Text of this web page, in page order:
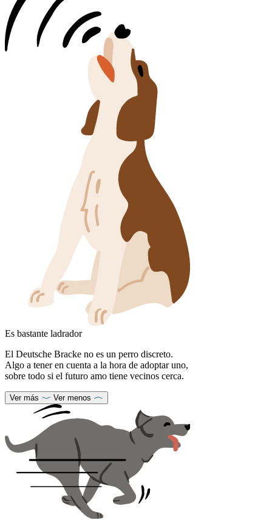
Es bastante ladrador
El Deutsche Bracke no es un perro discreto.
Algo a tener en cuenta a la hora de adoptar uno,
sobre todo si el futuro amo tiene vecinos cerca.
Ver más Ver menos